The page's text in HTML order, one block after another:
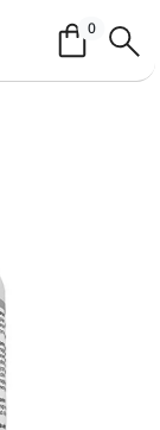
0Koszyk /